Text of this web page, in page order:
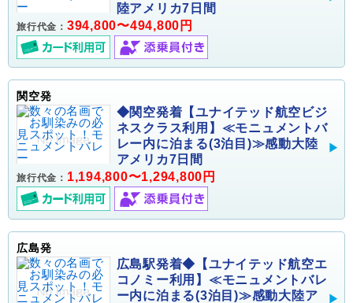
陸アメリカ7日間
旅行代金： 394,800〜494,800円
関空発
◆関空発着【ユナイテッド航空ビジ
ネスクラス利用】≪モニュメントバ
レー内に泊まる(3泊目)≫感動大陸
アメリカ7日間
旅行代金： 1,194,800〜1,294,800円
広島発
広島駅発着◆【ユナイテッド航空エ
コノミー利用】≪モニュメントバレ
ー内に泊まる(3泊目)≫感動大陸ア